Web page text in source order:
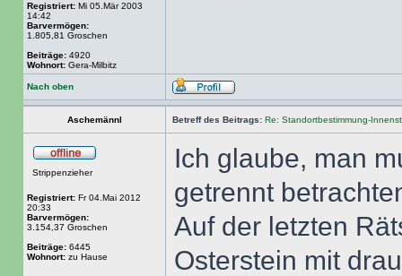
Registriert: Mi 05.Mär 2003
14:42
Barvermögen:
1.805,81 Groschen
Beiträge: 4920
Wohnort: Gera-Milbitz
Nach oben
Aschemännl Betreff des Beitrags: Re: Standortbestimmung-
Strippenzieher
Registriert: Fr 04.Mai 2012
20:33
Barvermögen:
3.154,37 Groschen
Beiträge: 6445
Wohnort: zu Hause
Ich glaube, man
getrennt
Auf der letzten
Osterstein mit